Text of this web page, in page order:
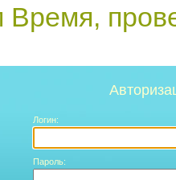
Время,
Логин:
Пароль: